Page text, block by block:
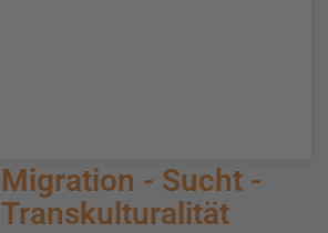
Migration - Sucht -
Transkulturalität